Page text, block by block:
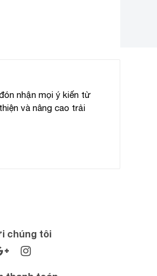
nhận mọi ý kiến từ
và nâng cao trải
chúng tôi